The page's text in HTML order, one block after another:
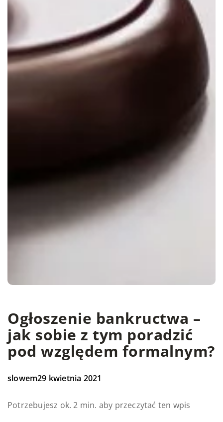
Ogłoszenie bankructwa –
jak sobie z tym poradzić
pod względem formalnym?
slowem29 kwietnia 2021
Potrzebujesz ok. 2 min. aby przeczytać ten wpis